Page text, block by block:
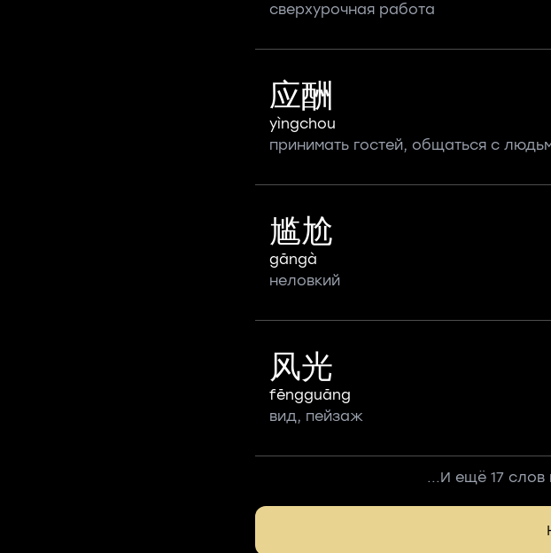
сверхурочная работа
应酬
yìngchou
принимать гостей, общаться с
尴尬
gāngà
неловкий
风光
fēngguāng
вид, пейзаж
...И ещё 17 слов